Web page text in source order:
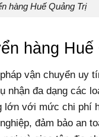
hàng Huế Quảng Trị
hàng Huế
vận chuyển uy
nhận đa dạng các
lớn với mức chi phí
đảm bảo an